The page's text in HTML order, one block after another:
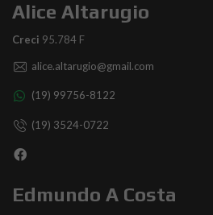
Alice Altarugio
Creci 95.784 F
alice.altarugio@gmail.com
(19) 99756-8122
(19) 3524-0722
Edmundo A Costa